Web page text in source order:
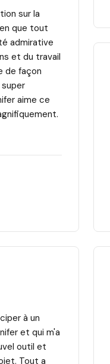
sur la
que tout
admirative
et du travail
de façon
aime ce
à un
et qui m'a
outil et
Tout a